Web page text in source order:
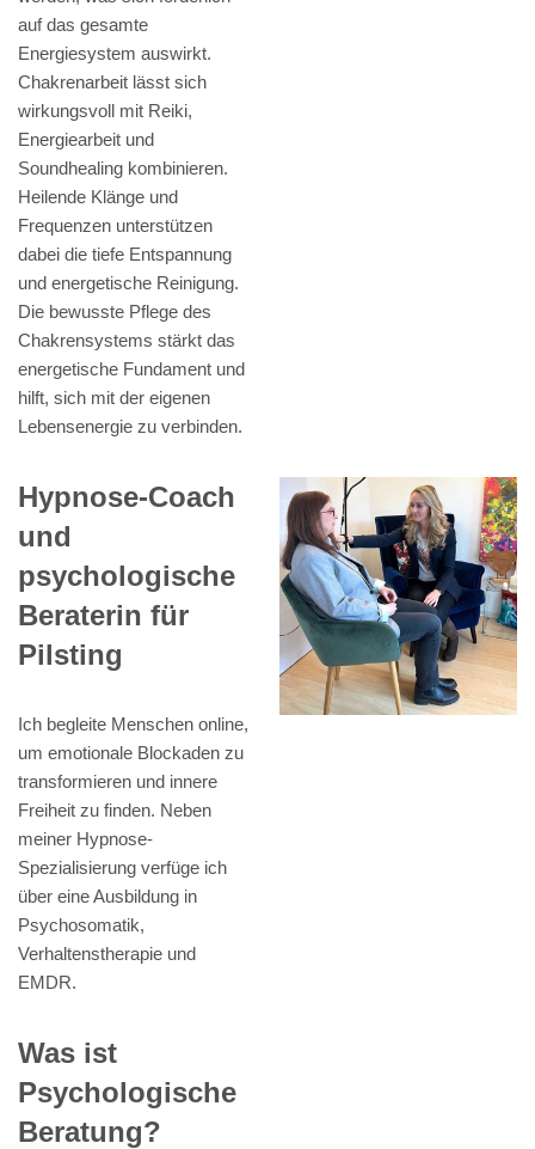
auf das gesamte
Energiesystem auswirkt.
Chakrenarbeit lässt sich
wirkungsvoll mit Reiki,
Energiearbeit und
Soundhealing kombinieren.
Heilende Klänge und
Frequenzen unterstützen
dabei die tiefe Entspannung
und energetische Reinigung.
Die bewusste Pflege des
Chakrensystems stärkt das
energetische Fundament und
hilft, sich mit der eigenen
Lebensenergie zu verbinden.
Hypnose-Coach
und
psychologische
Beraterin für
Pilsting
Ich begleite Menschen online,
um emotionale Blockaden zu
transformieren und innere
Freiheit zu finden. Neben
meiner Hypnose-
Spezialisierung verfüge ich
über eine Ausbildung in
Psychosomatik,
Verhaltenstherapie und
EMDR.
Was ist
Psychologische
Beratung?